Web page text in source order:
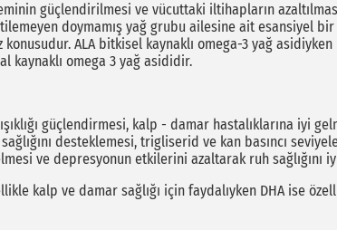
güçlendirilmesi ve vücuttaki iltihapların
doymamış yağ grubu ailesine ait esansiyel bir
ALA bitkisel kaynaklı omega-3 yağ asidiyken
kaynaklı omega 3 yağ asididir.
güçlendirmesi, kalp - damar hastalıklarına iyi
desteklemesi, trigliserid ve kan basıncı
ve depresyonun etkilerini azaltarak ruh sağlığını
kalp ve damar sağlığı için faydalıyken DHA ise